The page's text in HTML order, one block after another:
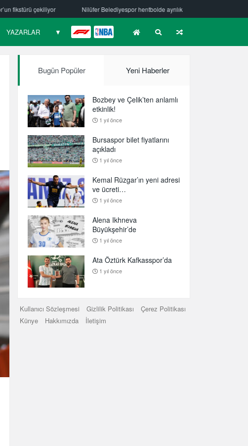
Belediyespor hentbolde ayrılık Mehmet Güzelsöz’den mesaj var!
YAZARLAR ▼ F1 NBA
Bugün Popüler Yeni Haberler
Bozbey ve Çelik’ten anlamlı
etkinlik!
1 yıl önce
Bursaspor bilet fiyatlarını
açıkladı
1 yıl önce
Kemal Rüzgar’ın yeni adresi
ve ücreti…
1 yıl önce
Alena Ikhneva
Büyükşehir’de
1 yıl önce
Ata Öztürk Kafkasspor’da
1 yıl önce
Kullanıcı Sözleşmesi Gizlilik Politikası
Çerez Politikası
Künye
Hakkımızda İletişim